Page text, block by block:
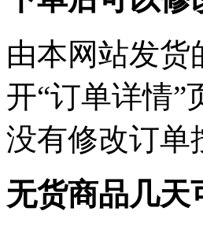
由本网站发货
开“订单详情”
没有修改订单
无货商品几天